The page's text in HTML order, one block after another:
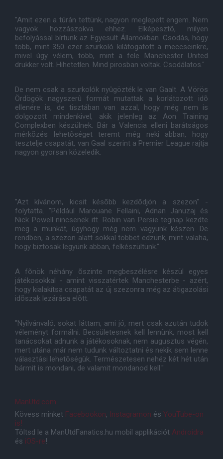
"Amit ezen a túrán tettünk, nagyon meglepett engem. Nem
vagyok hozzászokva ehhez. Elképesztõ, milyen
befolyással bírtunk az Egyesült Államokban. Csodás, hogy
több, mint 350 ezer szurkoló kilátogatott a meccseinkre,
mivel úgy vélem, több, mint a fele Manchester United
drukker volt. Hihetetlen. Mind pirosban voltak. Csodálatos."
De nem csak a szurkolók nyûgözték le van Gaalt. A Vörös
Ördögök nagyszerû formát mutattak a korlátozott idõ
ellenére is, de tisztában van azzal, hogy még nem is
dolgozott mindenkivel, akik jelenleg az Aon Training
Complexben készülnek. Bár a Valencia elleni barátságos
mérkõzés lehetõséget teremt még neki abban, hogy
tesztelje csapatát, van Gaal szerint a Premier League rajtja
nagyon gyorsan közeledik.
"Azt kívánom, kicsit késõbb kezdõdjön a szezon" -
folytatta. "Például Marouane Fellaini, Adnan Januzaj és
Nick Powell nincsenek itt. Robin van Persie tegnap kezdte
meg a munkát, úgyhogy még nem vagyunk készen. De
rendben, a szezon alatt sokkal többet edzünk, mint valaha,
hogy biztosak legyünk abban, felkészültünk."
A fõnök néhány õszinte megbeszélésre készül egyes
játékosokkal - amint visszatértek Manchesterbe - azért,
hogy kialakítsa csapatát az új szezonra még az átigazolási
idõszak lezárása elõtt.
"Nyilvánvaló, sokat láttam, ami jó, mert csak azután tudok
véleményt formálni. Becsületesnek kell lennünk, most kell
tanácsokat adnunk a játékosoknak, nem augusztus végén,
mert utána már nem tudunk változtatni és nekik sem lenne
választási lehetõségük. Természetesen nehéz két hét után
bármit is mondani, de valamit mondanod kell."
ManUtd.com
Kövess minket Facebookon, Instagramon és YouTube-on
is!
Töltsd le a ManUtdFanatics.hu mobil applikációt Androidra
és iOS-re!